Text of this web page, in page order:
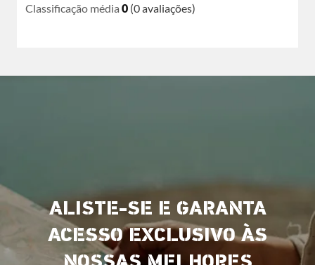
Classificação média 0 (0 avaliações)
ALISTE-SE E GARANTA
ACESSO EXCLUSIVO ÀS